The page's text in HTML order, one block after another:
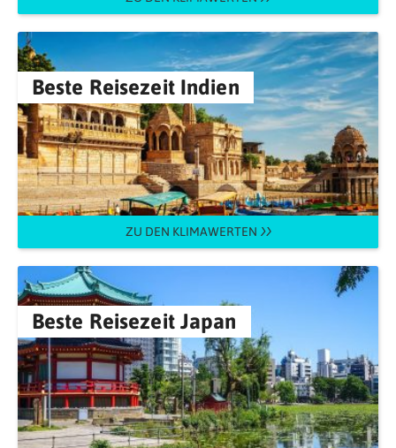
Beste Reisezeit Indien
ZU DEN KLIMAWERTEN
Beste Reisezeit Japan